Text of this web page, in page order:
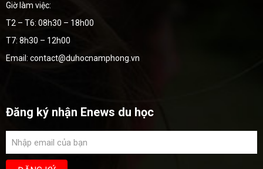
Giờ làm việc:
T2 – T6: 08h30 – 18h00
T7: 8h30 – 12h00
Email: contact@duhocnamphong.vn
Đăng ký nhận Enews du học